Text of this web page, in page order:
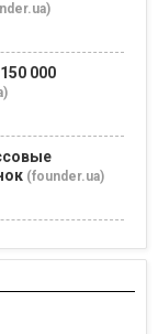
000
(founder.ua)